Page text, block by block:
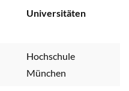
Universitäten
Hochschule
München